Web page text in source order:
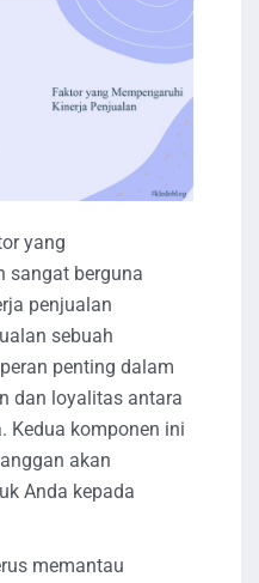
yang
sangat berguna
penjualan
sebuah
penting dalam
dan loyalitas antara
Kedua komponen ini
akan
Anda kepada
memantau